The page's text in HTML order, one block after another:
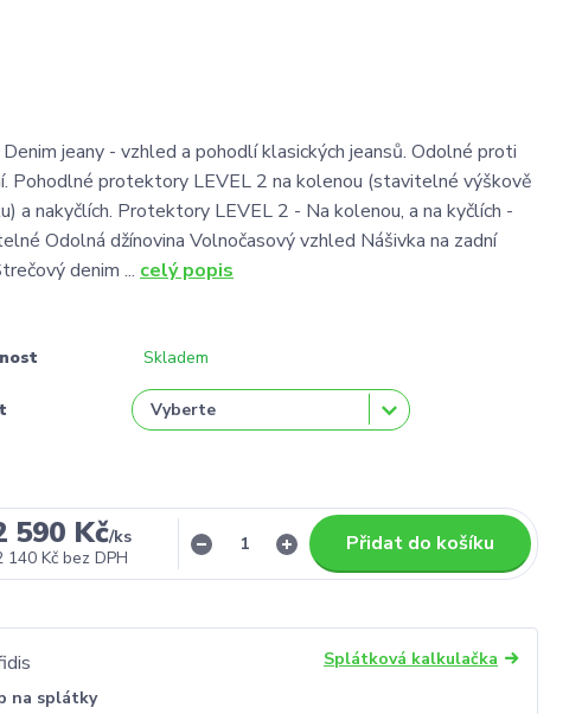
Denim jeany - vzhled a pohodlí klasických jeansů. Odolné proti
Pohodlné protektory LEVEL 2 na kolenou (stavitelné výškově
a nakyčlích. Protektory LEVEL 2 - Na kolenou, a na kyčlích -
Odolná džínovina Volnočasový vzhled Nášivka na zadní
denim ... celý popis
Skladem
590 Kč/ks
140 Kč bez DPH
Přidat do košíku
Splátková kalkulačka
na splátky